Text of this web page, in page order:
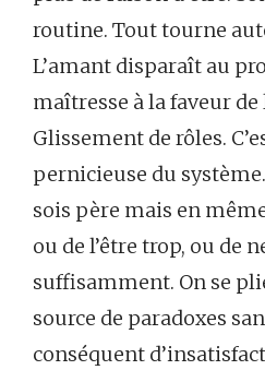
routine. Tout tourne
L’amant disparaît au
maîtresse à la faveur
Glissement de rôles.
pernicieuse du système.
sois père mais en
ou de l’être trop, ou de
suffisamment. On se
source de paradoxes
conséquent